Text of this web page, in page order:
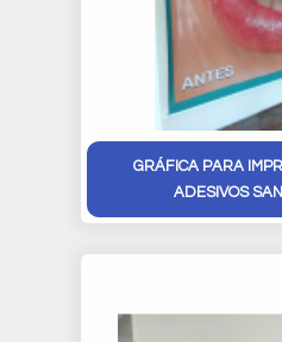
GRÁFICA PARA
ADESIVOS